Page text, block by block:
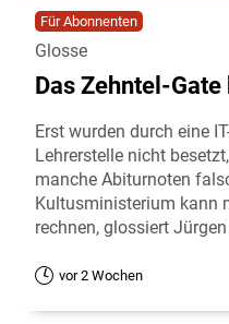
Für Abonnenten
Glosse
Das Zehntel-
Erst wurden durch eine
Lehrerstelle nicht
manche Abiturnoten
Kultusministerium kann
rechnen, glossiert
vor 2 Wochen